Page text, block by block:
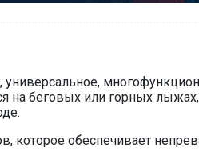
на беговых или горных
которое обеспечивает